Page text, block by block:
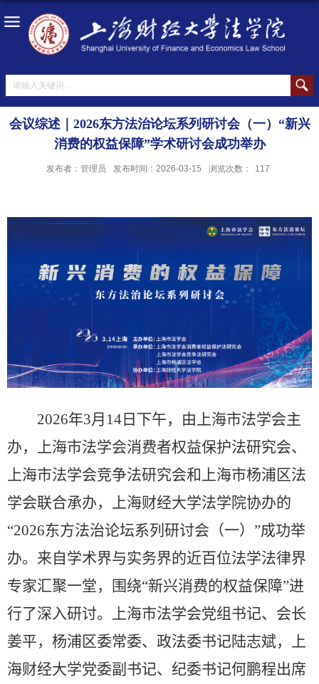
会议综述｜2026东方法治论坛系列研讨会（一）“新兴
消费的权益保障”学术研讨会成功举办
发布者：管理员 发布时间：2026-03-15 浏览次数： 117
2026年3月 14 日下午，由上海市法学会主
办，上海市法学会消费者权益保护法研究会、
上海市法学会竞争法研究会和上海市杨浦区法
学会联合承办，上海财经大学法学院协办的
“2026东方法治论坛系列研讨会（一）”成功举
办。来自学术界与实务界的近百位法学法律界
专家汇聚一堂，围绕“新兴消费的权益保障”进
行了深入研讨。上海市法学会党组书记、会长
姜平，杨浦区委常委、政法委书记陆志斌，上
海财经大学党委副书记、纪委书记何鹏程出席